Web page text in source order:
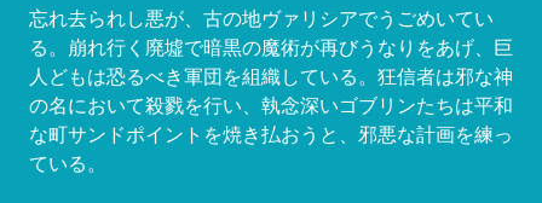
忘れ去られし悪が、古の地ヴァリシアでうごめいてい
る。崩れ行く廃墟で暗黒の魔術が再びうなりをあげ、巨
人どもは恐るべき軍団を組織している。狂信者は邪な神
の名において殺戮を行い、執念深いゴブリンたちは平和
な町サンドポイントを焼き払おうと、邪悪な計画を練っ
ている。